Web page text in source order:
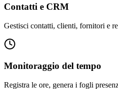
Contatti e CRM
Gestisci contatti, clienti, fornitori e
Monitoraggio del tempo
Registra le ore, genera i fogli